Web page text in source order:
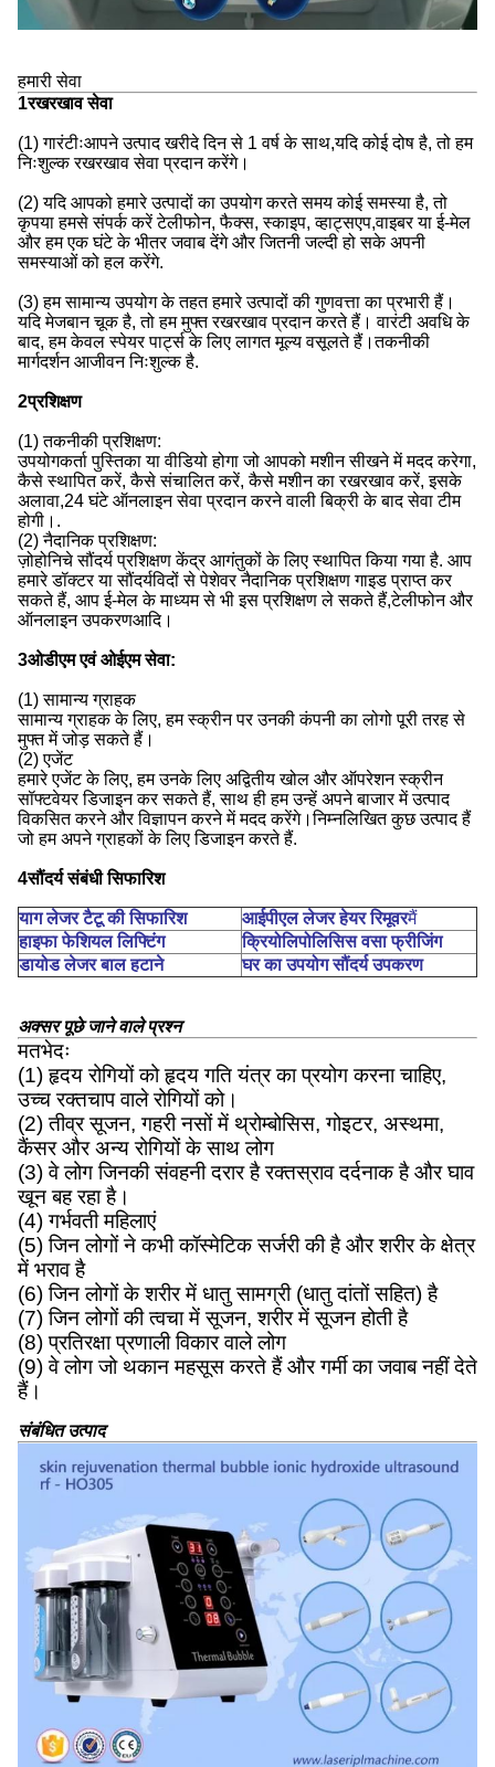
हमारी सेवा
1रखरखाव सेवा
(1) गारंटीःआपने उत्पाद खरीदे दिन से 1 वर्ष के साथ,यदि कोई दोष है, तो हम
निःशुल्क रखरखाव सेवा प्रदान करेंगे।
(2) यदि आपको हमारे उत्पादों का उपयोग करते समय कोई समस्या है, तो
कृपया हमसे संपर्क करें टेलीफोन, फैक्स, स्काइप, व्हाट्सएप,वाइबर या ई-मेल
और हम एक घंटे के भीतर जवाब देंगे और जितनी जल्दी हो सके अपनी
समस्याओं को हल करेंगे.
(3) हम सामान्य उपयोग के तहत हमारे उत्पादों की गुणवत्ता का प्रभारी हैं।
यदि मेजबान चूक है, तो हम मुफ्त रखरखाव प्रदान करते हैं। वारंटी अवधि के
बाद, हम केवल स्पेयर पार्ट्स के लिए लागत मूल्य वसूलते हैं।तकनीकी
मार्गदर्शन आजीवन निःशुल्क है.
2प्रशिक्षण
(1) तकनीकी प्रशिक्षण:
उपयोगकर्ता पुस्तिका या वीडियो होगा जो आपको मशीन सीखने में मदद करेगा,
कैसे स्थापित करें, कैसे संचालित करें, कैसे मशीन का रखरखाव करें, इसके
अलावा,24 घंटे ऑनलाइन सेवा प्रदान करने वाली बिक्री के बाद सेवा टीम
होगी।.
(2) नैदानिक प्रशिक्षण:
ज़ोहोनिचे सौंदर्य प्रशिक्षण केंद्र आगंतुकों के लिए स्थापित किया गया है. आप
हमारे डॉक्टर या सौंदर्यविदों से पेशेवर नैदानिक प्रशिक्षण गाइड प्राप्त कर
सकते हैं, आप ई-मेल के माध्यम से भी इस प्रशिक्षण ले सकते हैं,टेलीफोन और
ऑनलाइन उपकरणआदि।
3ओडीएम एवं ओईएम सेवा:
(1) सामान्य ग्राहक
सामान्य ग्राहक के लिए, हम स्क्रीन पर उनकी कंपनी का लोगो पूरी तरह से
मुफ्त में जोड़ सकते हैं।
(2) एजेंट
हमारे एजेंट के लिए, हम उनके लिए अद्वितीय खोल और ऑपरेशन स्क्रीन
सॉफ्टवेयर डिजाइन कर सकते हैं, साथ ही हम उन्हें अपने बाजार में उत्पाद
विकसित करने और विज्ञापन करने में मदद करेंगे।निम्नलिखित कुछ उत्पाद हैं
जो हम अपने ग्राहकों के लिए डिजाइन करते हैं.
4सौंदर्य संबंधी सिफारिश
याग लेजर टैटू की सिफारिश आईपीएल लेजर हेयर रिमूवरमैं
हाइफा फेशियल लिफ्टिंग
क्रियोलिपोलिसिस वसा फ्रीजिंग
डायोड लेजर बाल हटाने
घर का उपयोग सौंदर्य उपकरण
अक्सर पूछे जाने वाले प्रश्न
मतभेदः
(1) हृदय रोगियों को हृदय गति यंत्र का प्रयोग करना चाहिए,
उच्च रक्तचाप वाले रोगियों को।
(2) तीव्र सूजन, गहरी नसों में थ्रोम्बोसिस, गोइटर, अस्थमा,
कैंसर और अन्य रोगियों के साथ लोग
(3) वे लोग जिनकी संवहनी दरार है रक्तस्राव दर्दनाक है और घाव
खून बह रहा है।
(4) गर्भवती महिलाएं
(5) जिन लोगों ने कभी कॉस्मेटिक सर्जरी की है और शरीर के क्षेत्र
में भराव है
(6) जिन लोगों के शरीर में धातु सामग्री (धातु दांतों सहित) है
(7) जिन लोगों की त्वचा में सूजन, शरीर में सूजन होती है
(8) प्रतिरक्षा प्रणाली विकार वाले लोग
(9) वे लोग जो थकान महसूस करते हैं और गर्मी का जवाब नहीं देते
हैं।
संबंधित उत्पाद